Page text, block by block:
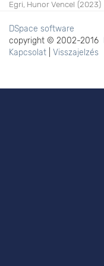
Egri, Hunor Vencel (2023)
DSpace software
copyright © 2002-2016
Kapcsolat
Visszajelzés